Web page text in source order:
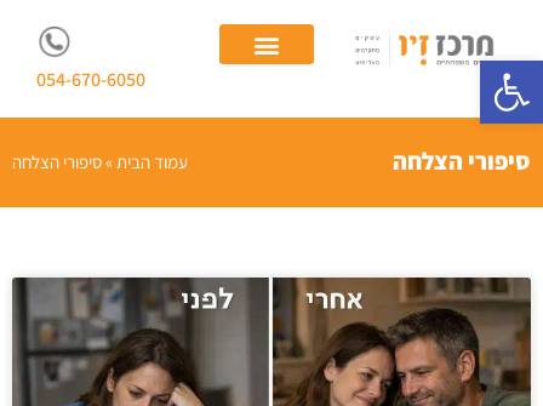
054-670-6050
סיפורי הצלחה עמוד הבית »סיפורי הצלחה
פתח סרגל נגישות